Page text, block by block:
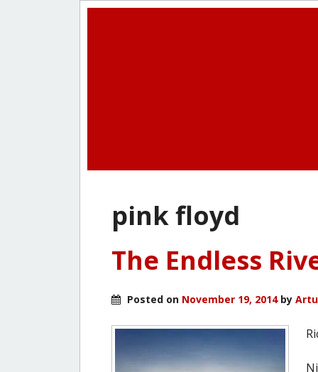
pink floyd
The Endless
Posted on November 19, 2014by